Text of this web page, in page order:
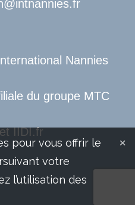
Nannies
du groupe MTC
IIDI.fr
×
pour vous offrir le
votre
l’utilisation des